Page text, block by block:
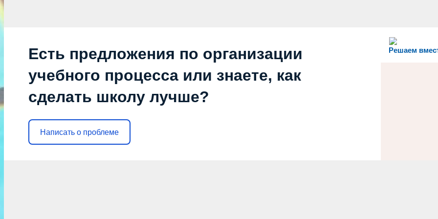
Решаем
Есть предложения по организации
учебного процесса или знаете, как
сделать школу лучше?
Написать о проблеме